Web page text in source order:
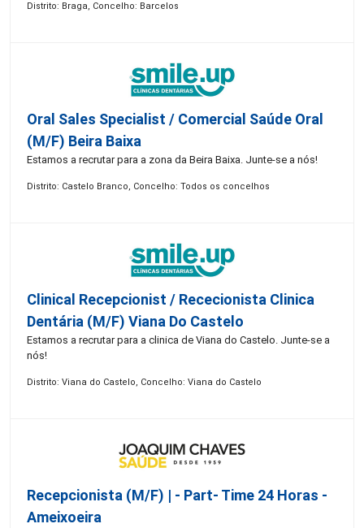
Distrito: Braga, Concelho: Barcelos
Oral Sales Specialist / Comercial Saúde Oral
(M/F) Beira Baixa
Estamos a recrutar para a zona da Beira Baixa. Junte-se a nós!
Distrito: Castelo Branco, Concelho: Todos os concelhos
Clinical Recepcionist / Rececionista Clinica
Dentária (M/F) Viana Do Castelo
Estamos a recrutar para a clinica de Viana do Castelo. Junte-se a
nós!
Distrito: Viana do Castelo, Concelho: Viana do Castelo
Recepcionista (M/F) | - Part- Time 24 Horas -
Ameixoeira